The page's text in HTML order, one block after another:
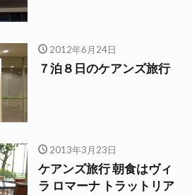
2012年6月24日
７泊８日のケアンズ旅行
2013年3月23日
ケアンズ旅行 朝食はヴィ
ラ ロマーナ トラットリア